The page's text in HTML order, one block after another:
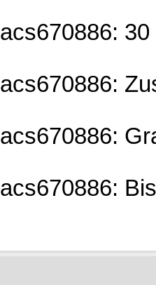
acs670886:
acs670886:
acs670886:
acs670886: